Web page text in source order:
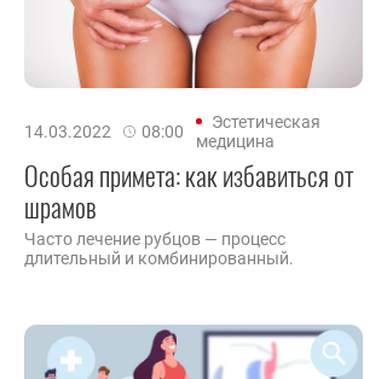
14.03.2022 08:00
Эстетическая
медицина
Особая примета: как избавиться от
шрамов
Часто лечение рубцов — процесс
длительный и комбинированный.